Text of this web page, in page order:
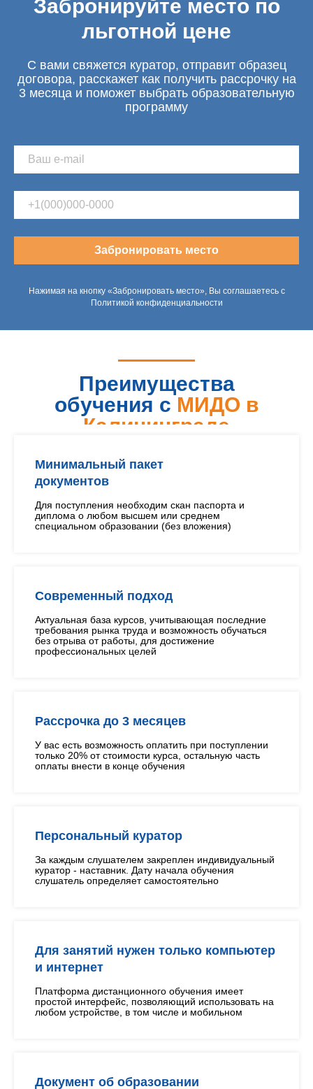
Забронируйте место по
льготной цене
С вами свяжется куратор, отправит образец
договора, расскажет как получить рассрочку на
3 месяца и поможет выбрать образовательную
программу
Забронировать место
Нажимая на кнопку «Забронировать место», Вы соглашаетесь с
Политикой конфиденциальности
Преимущества
обучения с МИДО в
Калининграде
Минимальный пакет
документов
Для поступления необходим скан паспорта и
диплома о любом высшем или среднем
специальном образовании (без вложения)
Современный подход
Актуальная база курсов, учитывающая последние
требования рынка труда и возможность обучаться
без отрыва от работы, для достижение
профессиональных целей
Рассрочка до 3 месяцев
У вас есть возможность оплатить при поступлении
только 20% от стоимости курса, остальную часть
оплаты внести в конце обучения
Персональный куратор
За каждым слушателем закреплен индивидуальный
куратор - наставник. Дату начала обучения
слушатель определяет самостоятельно
Для занятий нужен только компьютер
и интернет
Платформа дистанционного обучения имеет
простой интерфейс, позволяющий использовать на
любом устройстве, в том числе и мобильном
Документ об образовании